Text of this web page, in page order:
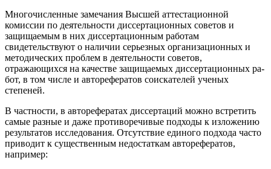
Многочисленные замечания Высшей аттестационной
комиссии по деятельности диссертационных советов и
защищаемым в них диссертационным работам
свидетельствуют о наличии серьезных организационных и
методических проблем в деятельности сове­тов,
отражающихся на качестве защищаемых диссертационных ра­
бот, в том числе и авторефератов соискателей ученых
степеней.
В частности, в авторефератах диссертаций можно встретить
самые разные и даже противоречивые подходы к изложению
ре­зультатов исследования. Отсутствие единого подхода часто
при­водит к существенным недостаткам авторефератов,
например: